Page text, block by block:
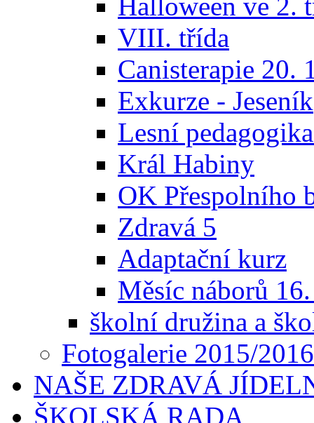
Halloween ve 2.
VIII. třída
Canisterapie 20.
Exkurze - Jeseník
Lesní
Král Habiny
OK Přespolního
Zdravá 5
Adaptační kurz
Měsíc náborů
školní družina a
Fotogalerie 2015/2016
NAŠE ZDRAVÁ
ŠKOLSKÁ RADA